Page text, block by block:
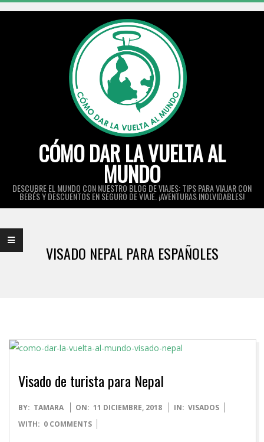
CÓMO DAR LA VUELTA AL
MUNDO
DESCUBRE EL MUNDO CON NUESTRO BLOG DE VIAJES: TIPS PARA VIAJAR CON
BEBÉS Y DESCUENTOS EN SEGURO DE VIAJE. ¡AVENTURAS INOLVIDABLES!
Navigation
VISADO NEPAL PARA ESPAÑOLES
Visado de turista para Nepal
2018-
12-
BY: TAMARA ON: 11 DICIEMBRE, 2018 IN: VISADOS
WITH: 0 COMMENTS